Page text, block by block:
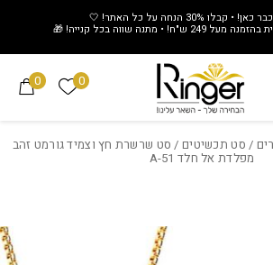
30% הנחה על כל האתר! 🤍
• מתנה שווה בכל קנייה! 🎁
0 0 הרשימה
/ סט תכשיטים / סט שרשרת חץ וצמיד גורמט זהב
מפלדת אל חלד A-51